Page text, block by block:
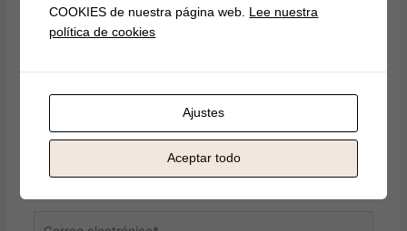
COOKIES de nuestra página web. Lee nuestra
política de cookies
Ajustes
Aceptar todo